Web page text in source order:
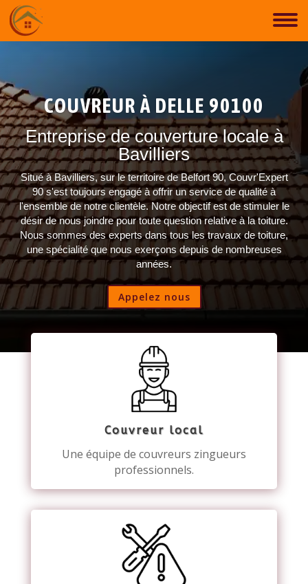
COUVREUR À DELLE 90100
Entreprise de couverture locale à
Bavilliers
Situé à Bavilliers, sur le territoire de Belfort 90, Couvr'Expert
90 s'est toujours engagé à offrir un service de qualité à
l'ensemble de notre clientèle. Notre objectif est de stimuler le
désir de nous joindre pour toute question relative à la toiture.
Nous sommes des experts dans tous les travaux de toiture,
une spécialité que nous exerçons depuis de nombreuses
années.
Appelez nous
Couvreur local
Une équipe de couvreurs zingueurs
professionnels.